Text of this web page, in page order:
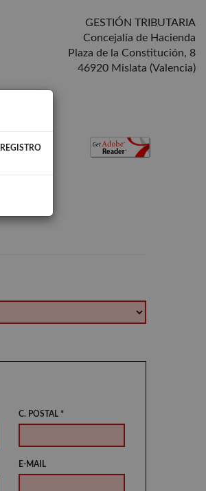
GESTIÓN TRIBUTARIA
Concejalía de Hacienda
Plaza de la Constitución, 8
46920 Mislata (Valencia)
C. POSTAL *
E-MAIL